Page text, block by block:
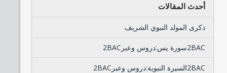
أحدث المقالات
ذكرى المولد النبوي الشريف
2BACسورة يس:دروس وعبر2BAC
2BACالسيرة النبوية:دروس وعبر2BAC